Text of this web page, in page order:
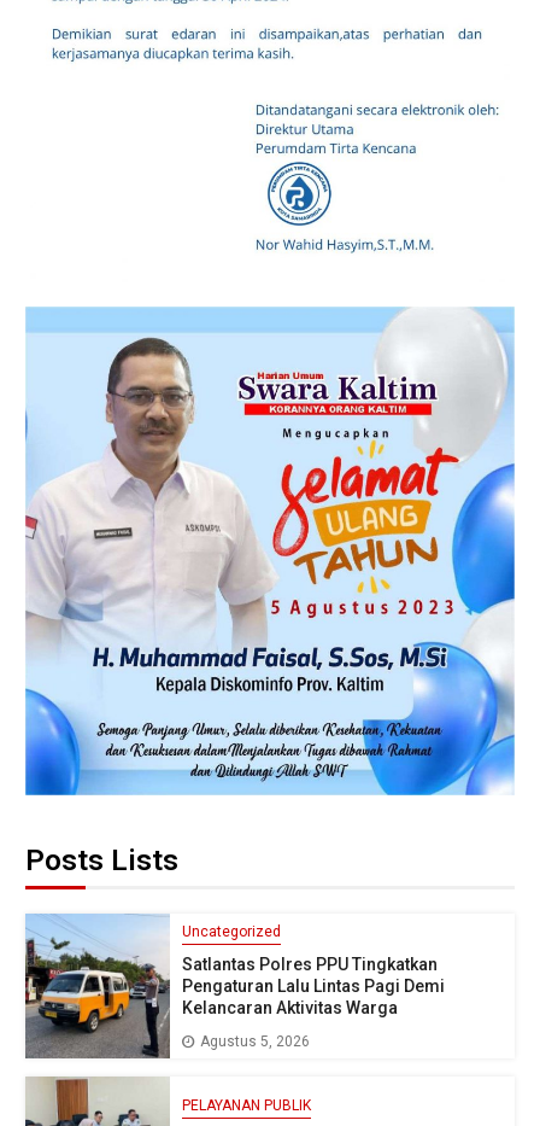
Posts Lists
Uncategorized
Satlantas Polres PPU Tingkatkan
Pengaturan Lalu Lintas Pagi Demi
Kelancaran Aktivitas Warga
Agustus 5, 2026
PELAYANAN PUBLIK